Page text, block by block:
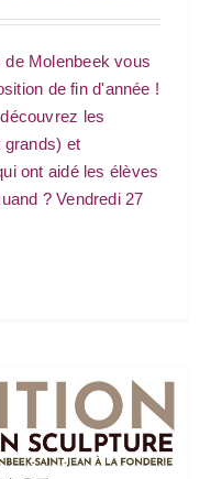
Molenbeek vous
de fin d'année !
les
grands) et
ont aidé les élèves
? Vendredi 27
de